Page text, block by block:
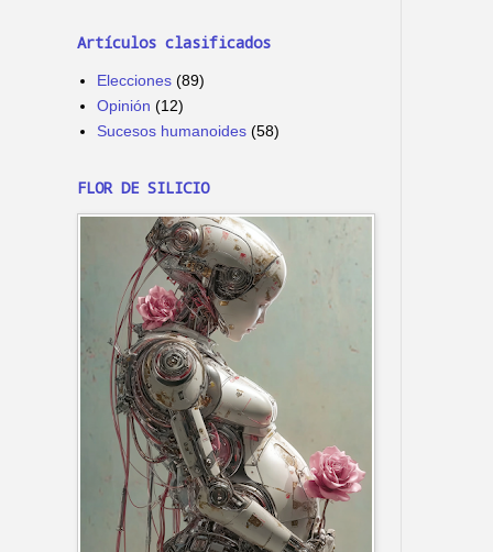
Artículos clasificados
Elecciones (89)
Opinión (12)
Sucesos humanoides (58)
FLOR DE SILICIO